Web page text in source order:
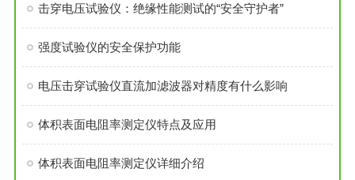
击穿电压试验仪：绝缘性能测试的“安全守护者”
强度试验仪的安全保护功能
电压击穿试验仪直流加滤波器对精度有什么影响
体积表面电阻率测定仪特点及应用
体积表面电阻率测定仪详细介绍